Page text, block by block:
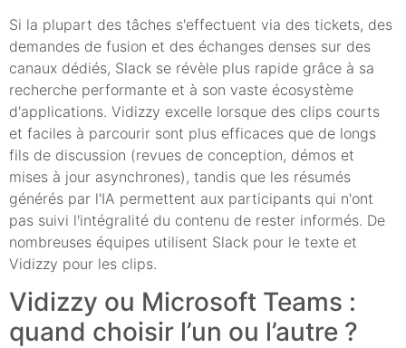
Si la plupart des tâches s'effectuent via des tickets, des
demandes de fusion et des échanges denses sur des
canaux dédiés, Slack se révèle plus rapide grâce à sa
recherche performante et à son vaste écosystème
d'applications. Vidizzy excelle lorsque des clips courts
et faciles à parcourir sont plus efficaces que de longs
fils de discussion (revues de conception, démos et
mises à jour asynchrones), tandis que les résumés
générés par l'IA permettent aux participants qui n'ont
pas suivi l'intégralité du contenu de rester informés. De
nombreuses équipes utilisent Slack pour le texte et
Vidizzy pour les clips.
Vidizzy ou Microsoft Teams :
quand choisir l’un ou l’autre ?